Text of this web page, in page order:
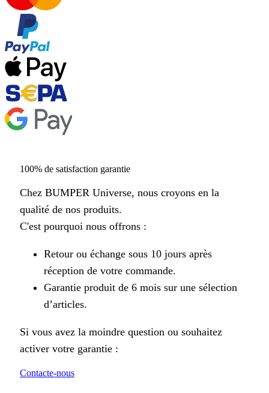
100% de satisfaction garantie
Chez BUMPER Universe, nous croyons en la
qualité de nos produits.
C'est pourquoi nous offrons :
Retour ou échange sous 10 jours après
réception de votre commande.
Garantie produit de 6 mois sur une sélection
d’articles.
Si vous avez la moindre question ou souhaitez
activer votre garantie :
Contacte-nous